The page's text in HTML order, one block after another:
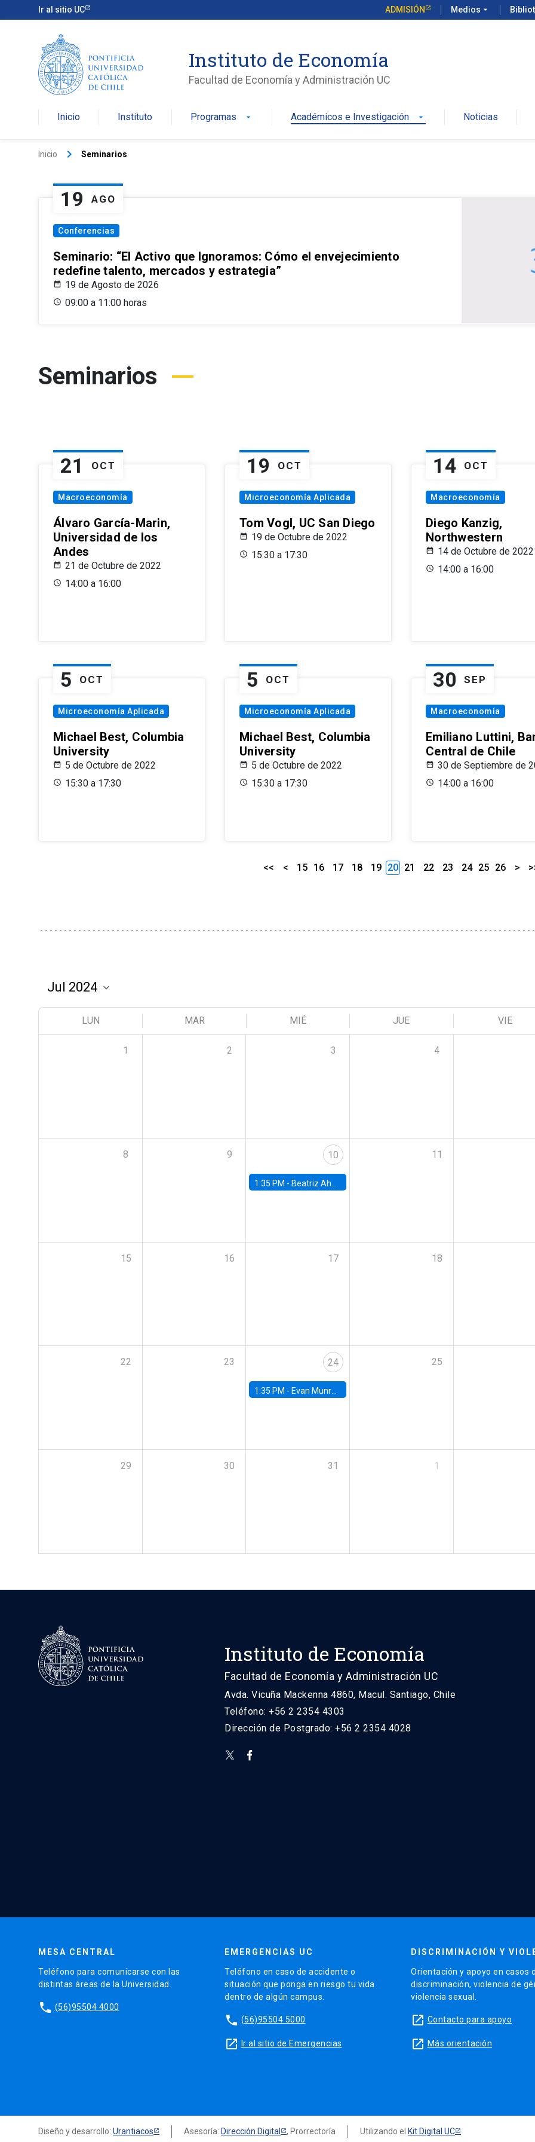
Ir al sitio UC ADMISIÓN Medios arrow_drop_down
Instituto de Economía
Facultad de Economía y Administración UC
Inicio Instituto Programas arrow_drop_down Académicos e Investigación arrow_drop_down Noticias
Inicio keyboard_arrow_right Seminarios
19 AGO
Conferencias
Seminario: “El Activo que Ignoramos: Cómo el envejecimiento
redefine talento, mercados y estrategia”
19 de Agosto de 2026
09:00 a 11:00 horas
Seminarios
21 OCT
Macroeconomía
Álvaro García-Marin,
Universidad de los
Andes
21 de Octubre de 2022
14:00 a 16:00
19 OCT
Microeconomía Aplicada
Tom Vogl, UC San Diego
19 de Octubre de 2022
15:30 a 17:30
14 OCT
Macroeconomía
Diego Kanzig,
Northwestern
14 de Octubre de 2022
14:00 a 16:00
5 OCT
Microeconomía Aplicada
Michael Best, Columbia
University
5 de Octubre de 2022
15:30 a 17:30
5 OCT
Microeconomía Aplicada
Michael Best, Columbia
University
5 de Octubre de 2022
15:30 a 17:30
30 SEP
Macroeconomía
Emiliano Luttini,
Central de Chile
30 de Septiembre de
14:00 a 16:00
<< < 15 16 17 18 19 20 21 22 23 24 25 26 >
LUN MAR MIÉ JUE VIE
1 2 3 4
8 9 10
1:35 PM - Beatriz Ahumada, PhD candidate, Universidad de Pittsburgh
11
15 16 17 18
22 23 24
1:35 PM - Evan Munro, Neyman Visiting Assistant Professor in the Department of Statistics at UC Berkeley
25
29 30 31 1
Instituto de Economía
Facultad de Economía y Administración UC
Avda. Vicuña Mackenna 4860, Macul. Santiago, Chile
Teléfono: +56 2 2354 4303
Dirección de Postgrado: +56 2 2354 4028
MESA CENTRAL
Teléfono para comunicarse con las
distintas áreas de la Universidad.
phone (56)95504 4000
EMERGENCIAS UC
Teléfono en caso de accidente o
situación que ponga en riesgo tu vida
dentro de algún campus.
phone (56)95504 5000
launch Ir al sitio de Emergencias
DISCRIMINACIÓN Y
Orientación y apoyo en casos
discriminación, violencia de
violencia sexual.
launch Contacto para apoyo
launch Más orientación
Diseño y desarrollo: Urantiacos Asesoría: Dirección Digital , Prorrectoría Utilizando el Kit Digital UC